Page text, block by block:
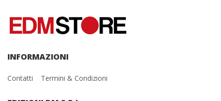
INFORMAZIONI
Contatti Termini & Condizioni